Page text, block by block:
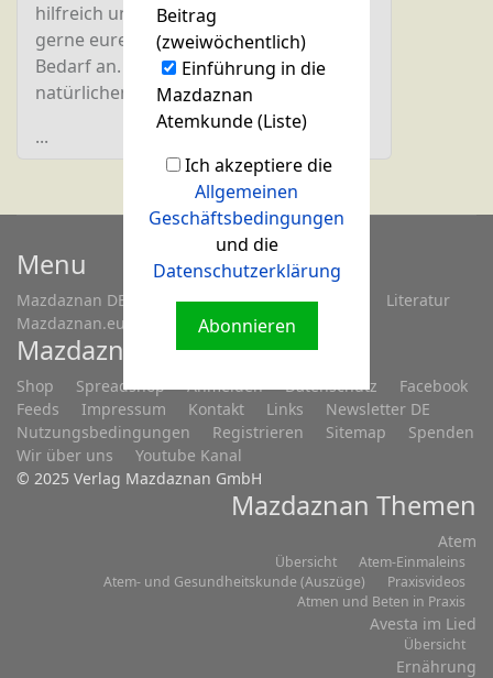
Beitrag
(zweiwöchentlich)
Einführung in die
Mazdaznan
Atemkunde (Liste)
Ich akzeptiere die
Allgemeinen
Geschäftsbedingungen
und die
Datenschutzerklärung
Abonnieren
hilfreich und „bringen was“. Ich wende
gerne eure Produkte und Tipps bei
Bedarf an. Die Körperfunktionen auf
natürlichem Wege zu
...
Menu
Mazdaznan DE Fragen... Treffen/Seminare
Literatur
Mazdaznan.eu
Mazdaznan.eu
Shop Spreadshop Anmelden Datenschutz
Facebook
Feeds
Impressum Kontakt Links
Newsletter DE
Nutzungsbedingungen
Registrieren Sitemap
Spenden
Wir über uns
Youtube Kanal
© 2025 Verlag Mazdaznan GmbH
Mazdaznan Themen
Atem
Übersicht
Atem-Einmaleins
Atem- und Gesundheitskunde (Auszüge)
Praxisvideos
Atmen und Beten in Praxis
Avesta im Lied
Übersicht
Ernährung